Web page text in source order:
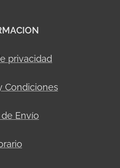
privacidad
Condiciones
Envío